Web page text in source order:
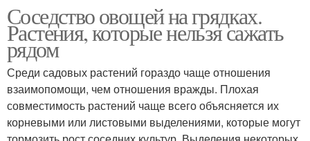
Соседство овощей на грядках.
Растения, которые нельзя сажать
рядом
Среди садовых растений гораздо чаще отношения
взаимопомощи, чем отношения вражды. Плохая
совместимость растений чаще всего объясняется их
корневыми или листовыми выделениями, которые могут